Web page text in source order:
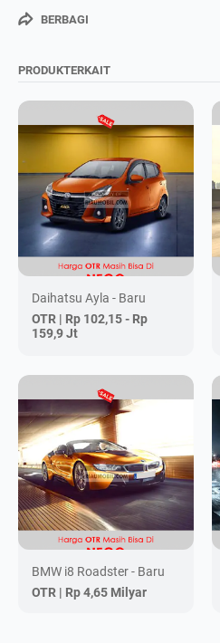
BERBAGI
PRODUKTERKAIT
Daihatsu Ayla - Baru
OTR | Rp 102,15 - Rp
159,9 Jt
BMW i8 Roadster - Baru
OTR | Rp 4,65 Milyar